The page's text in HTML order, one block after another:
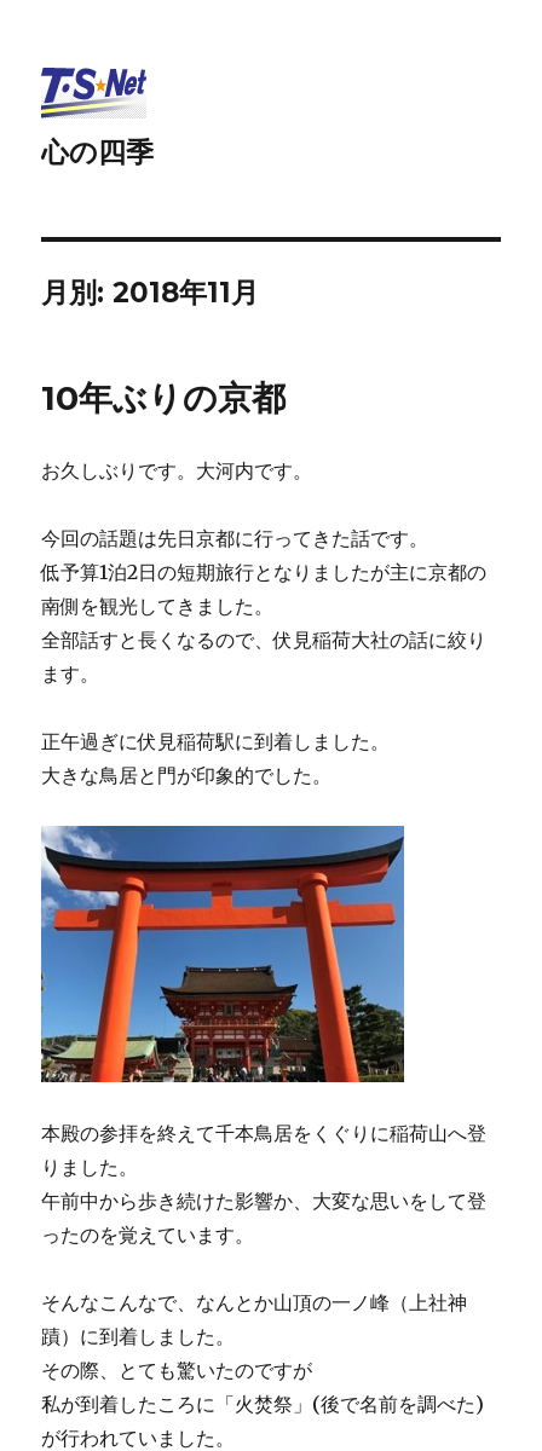
心の四季
月別: 2018年11月
10年ぶりの京都
お久しぶりです。大河内です。
今回の話題は先日京都に行ってきた話です。
低予算1泊2日の短期旅行となりましたが主に京都の
南側を観光してきました。
全部話すと長くなるので、伏見稲荷大社の話に絞り
ます。
正午過ぎに伏見稲荷駅に到着しました。
大きな鳥居と門が印象的でした。
本殿の参拝を終えて千本鳥居をくぐりに稲荷山へ登
りました。
午前中から歩き続けた影響か、大変な思いをして登
ったのを覚えています。
そんなこんなで、なんとか山頂の一ノ峰（上社神
蹟）に到着しました。
その際、とても驚いたのですが
私が到着したころに「火焚祭」(後で名前を調べた)
が行われていました。